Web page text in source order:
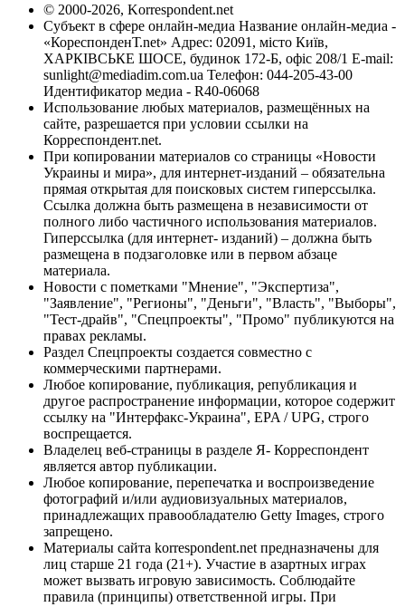
© 2000-2026, Korrespondent.net
Субъект в сфере онлайн-медиа Название онлайн-медиа -
«КореспонденТ.net» Адрес: 02091, місто Київ,
ХАРКІВСЬКЕ ШОСЕ, будинок 172-Б, офіс 208/1 E-mail:
sunlight@mediadim.com.ua Телефон: 044-205-43-00
Идентификатор медиа - R40-06068
Использование любых материалов, размещённых на
сайте, разрешается при условии ссылки на
Корреспондент.net.
При копировании материалов со страницы «Новости
Украины и мира», для интернет-изданий – обязательна
прямая открытая для поисковых систем гиперссылка.
Ссылка должна быть размещена в независимости от
полного либо частичного использования материалов.
Гиперссылка (для интернет- изданий) – должна быть
размещена в подзаголовке или в первом абзаце
материала.
Новости с пометками "Мнение", "Экспертиза",
"Заявление", "Регионы", "Деньги", "Власть", "Выборы",
"Тест-драйв", "Спецпроекты", "Промо" публикуются на
правах рекламы.
Раздел Спецпроекты создается совместно с
коммерческими партнерами.
Любое копирование, публикация, републикация и
другое распространение информации, которое содержит
ссылку на "Интерфакс-Украина", EPA / UPG, строго
воспрещается.
Владелец веб-страницы в разделе Я- Корреспондент
является автор публикации.
Любое копирование, перепечатка и воспроизведение
фотографий и/или аудиовизуальных материалов,
принадлежащих правообладателю Getty Images, строго
запрещено.
Материалы сайта korrespondent.net предназначены для
лиц старше 21 года (21+). Участие в азартных играх
может вызвать игровую зависимость. Соблюдайте
правила (принципы) ответственной игры. При